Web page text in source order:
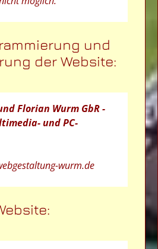
und
der Website:
Florian Wurm GbR -
und PC-
wurm.de